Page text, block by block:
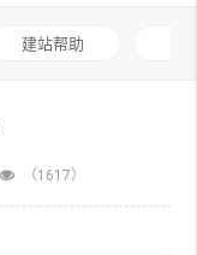
建站帮助
（1617）